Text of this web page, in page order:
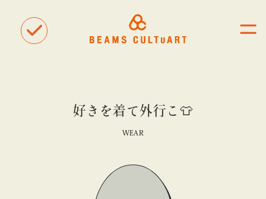
#BEAMS CULTUART
#BEAMS MANGART
#BEAMS T
#bPrビームス
好きを着て外行こ👕
WEAR